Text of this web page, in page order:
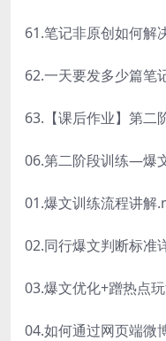
61.笔记非原创如何解
62.一天要发多少篇笔
63.【课后作业】第二
06.第二阶段训练—爆
01.爆文训练流程讲解
02.同行爆文判断标准
03.爆文优化+蹭热点
04.如何通过网页端微